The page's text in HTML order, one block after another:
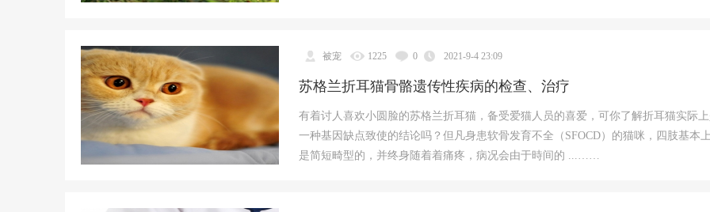
被宠 1225 0 2021-9-4 23:09
苏格兰折耳猫骨骼遗传性疾病的检查、治疗
有着讨人喜欢小圆脸的苏格兰折耳猫，备受爱猫人员的喜爱，可你了解折耳猫实际
一种基因缺点致使的结论吗？但凡身患软骨发育不全（SFOCD）的猫咪，四肢基本
是简短畸型的，并终身随着着痛疼，病况会由于時间的 ...……